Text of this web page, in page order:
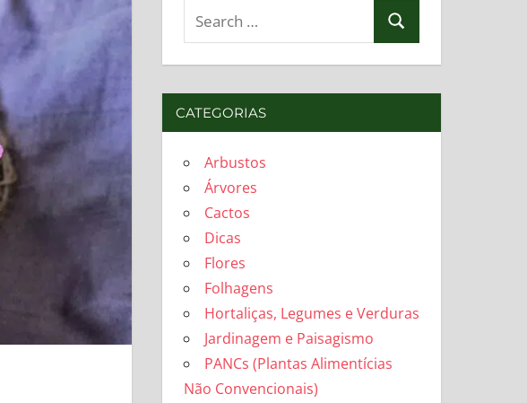
Search
CATEGORIAS
Arbustos
Árvores
Cactos
Dicas
Flores
Folhagens
Hortaliças, Legumes e Verduras
Jardinagem e Paisagismo
PANCs (Plantas Alimentícias
Não Convencionais)